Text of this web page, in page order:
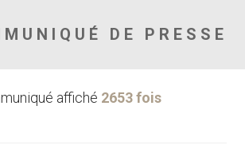
DE PRESSE
affiché 2653 fois